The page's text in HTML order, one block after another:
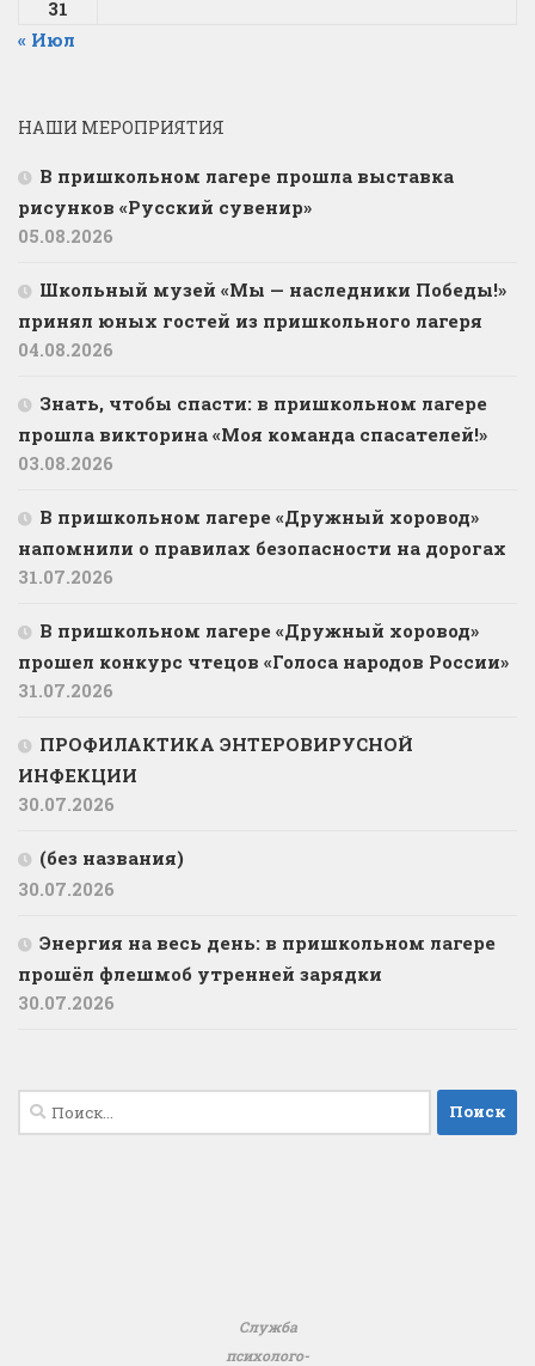
31
« Июл
НАШИ МЕРОПРИЯТИЯ
В пришкольном лагере прошла выставка
рисунков «Русский сувенир»
05.08.2026
Школьный музей «Мы — наследники Победы!»
принял юных гостей из пришкольного лагеря
04.08.2026
Знать, чтобы спасти: в пришкольном лагере
прошла викторина «Моя команда спасателей!»
03.08.2026
В пришкольном лагере «Дружный хоровод»
напомнили о правилах безопасности на дорогах
31.07.2026
В пришкольном лагере «Дружный хоровод»
прошел конкурс чтецов «Голоса народов России»
31.07.2026
ПРОФИЛАКТИКА ЭНТЕРОВИРУСНОЙ
ИНФЕКЦИИ
30.07.2026
(без названия)
30.07.2026
️Энергия на весь день: в пришкольном лагере
прошёл флешмоб утренней зарядки
30.07.2026
Найти:
Служба
психолого-